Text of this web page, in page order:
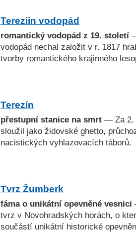
Tereziin vodopád
romantický vodopád z 19. století
vodopád nechal založit v r. 1817
tvorby romantického krajinného
Terezín
přestupní stanice na smrt — Za 2.
sloužil jako židovské ghetto,
nacistických vyhlazovacích táborů.
Tvrz Žumberk
fáma o unikátní opevněné vesnici
tvrz v Novohradských horách, o
součástí unikátní historické